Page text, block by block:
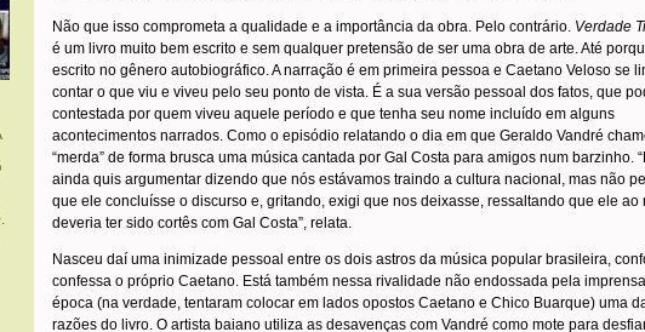
Não que isso comprometa a qualidade e a importância da obra. Pelo contrário. Verdade
é um livro muito bem escrito e sem qualquer pretensão de ser uma obra de arte. Até
escrito no gênero autobiográfico. A narração é em primeira pessoa e Caetano Veloso se
contar o que viu e viveu pelo seu ponto de vista. É a sua versão pessoal dos fatos, que
contestada por quem viveu aquele período e que tenha seu nome incluído em alguns
acontecimentos narrados. Como o episódio relatando o dia em que Geraldo Vandré
“merda” de forma brusca uma música cantada por Gal Costa para amigos num barzinho.
ainda quis argumentar dizendo que nós estávamos traindo a cultura nacional, mas não
que ele concluísse o discurso e, gritando, exigi que nos deixasse, ressaltando que ele ao
deveria ter sido cortês com Gal Costa”, relata.
Nasceu daí uma inimizade pessoal entre os dois astros da música popular brasileira,
confessa o próprio Caetano. Está também nessa rivalidade não endossada pela
época (na verdade, tentaram colocar em lados opostos Caetano e Chico Buarque) uma
razões do livro. O artista baiano utiliza as desavenças com Vandré como mote para